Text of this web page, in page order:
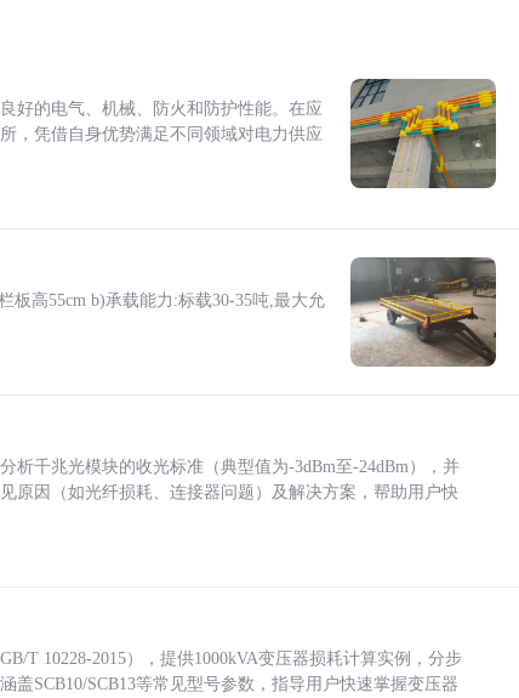
好的电气、机械、防火和防护性能。在应
，凭借自身优势满足不同领域对电力供应
板高55cm b)承载能力:标载30-35吨,最大允
析千兆光模块的收光标准（典型值为-3dBm至-24dBm），并
原因（如光纤损耗、连接器问题）及解决方案，帮助用户快
T 10228-2015），提供1000kVA变压器损耗计算实例，分步
SCB10/SCB13等常见型号参数，指导用户快速掌握变压器